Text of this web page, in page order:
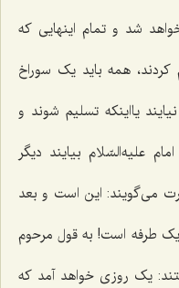
شد و تمام اینهایی که
کردند، همه باید یک سوراخ
یااینکه تسلیم شوند و
علیه‌السّلام بیایند دیگر
می‌گویند: این است و بعد
طرفه است! به قول مرحوم
یک روزی خواهد آمد که